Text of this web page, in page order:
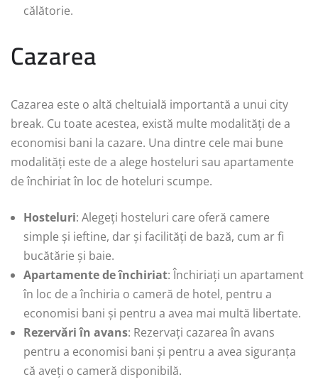
călătorie.
Cazarea
Cazarea este o altă cheltuială importantă a unui city
break. Cu toate acestea, există multe modalități de a
economisi bani la cazare. Una dintre cele mai bune
modalități este de a alege hosteluri sau apartamente
de închiriat în loc de hoteluri scumpe.
Hosteluri: Alegeți hosteluri care oferă camere
simple și ieftine, dar și facilități de bază, cum ar fi
bucătărie și baie.
Apartamente de închiriat: Închiriați un apartament
în loc de a închiria o cameră de hotel, pentru a
economisi bani și pentru a avea mai multă libertate.
Rezervări în avans: Rezervați cazarea în avans
pentru a economisi bani și pentru a avea siguranța
că aveți o cameră disponibilă.